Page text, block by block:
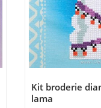
Kit broderie
lama